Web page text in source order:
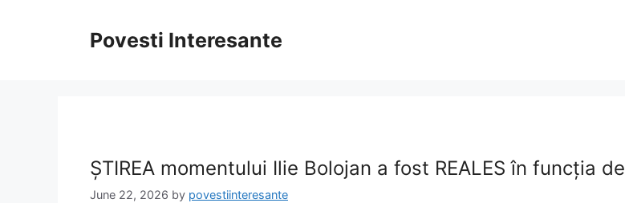
Povesti Interesante
ȘTIREA momentului Ilie Bolojan a fost REALES în funcția de
June 22, 2026 by povestiinteresante